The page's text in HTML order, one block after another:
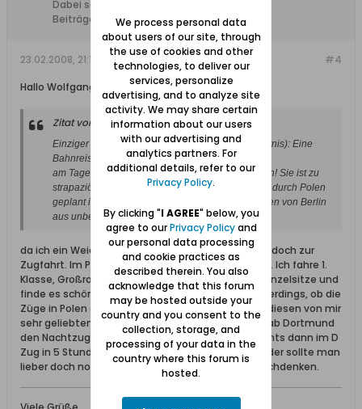
Dabei seit:
Beiträge:
1948
#4
23.02.2008, 21:10
Hallo Wolfgang,
Zitat von Heibuder
Einziger Wermutstropfen (jedoch wichtige Erkenntnis): Eine
Bahnreise
am Tage durch Polen ist (noch) nicht zu empfehlen! Sie ist zu
strapaziös und zeitraubend. Wenn eine Bahnfahrt durch Polen
geplant ist, dann ist eine Nachtfahrt im Schlafwagen von Berlin
aus unbedingt vorzuziehen!
da ich ein Weichei und Schisser bin, tendiere ich ja doch zur
Zugfahrt. Im Prinzip bin ich ein Gerne-Bahn-Fahrer. Ich fahre 1.
Klasse, Großraumwagen, reserviere einen dieser Einzelsitze und
finde es schön und auch bequem. Die Frage ist allerdings, ob die
Züge in Polen ähnlich bequem sind, vor allem auf diesen von mir
sehr geliebten Einzelsitzen. ich liebäugele damit, ab Dortmund
den Nachtzug bis Poznan zu nehmen, ab dann gehts dann im D
Zug in 5 Stunden nach Danzig. Ist das erträglich oder sollte man
lieber doch nochmal energisch über einen Flug nachdenken.
We process personal data
about users of our site, through
the use of cookies and other
technologies, to deliver our
services, personalize
advertising, and to analyze site
activity. We may share certain
information about our users
with our advertising and
analytics partners. For
additional details, refer to our
Privacy Policy.
By clicking "I AGREE" below, you
agree to ourPrivacy Policyand
our personal data processing
and cookie practices as
described therein. You also
acknowledge that this forum
may be hosted outside your
country and you consent to the
collection, storage, and
processing of your data in the
country where this forum is
hosted.